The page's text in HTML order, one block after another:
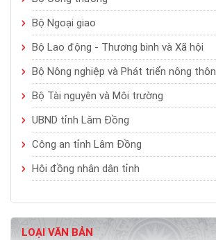
Bộ Ngoại giao
Bộ Lao động - Thương binh và Xã hội
Bộ Nông nghiệp và Phát triển nông thôn
Bộ Tài nguyên và Môi trường
UBND tỉnh Lâm Đồng
Công an tỉnh Lâm Đồng
Hội đồng nhân dân tỉnh
LOẠI VĂN BẢN